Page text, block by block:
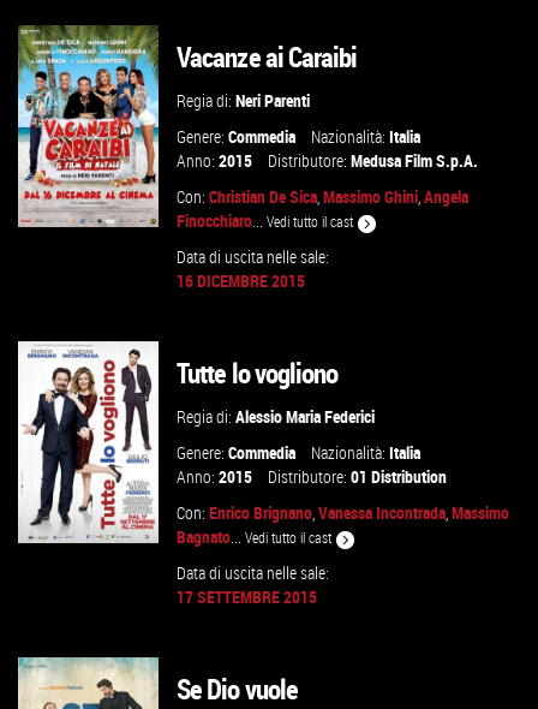
VAI ALLA SCHEDA
VAI ALLA SCHEDA
Vacanze ai Caraibi
Regia di:Neri Parenti
Genere:Commedia Nazionalità:Italia
Anno:2015 Distributore:Medusa Film S.p.A.
Con:Christian De Sica,Massimo Ghini,Angela
Finocchiaro...Vedi tutto il cast
Data di uscita nelle sale:
16 DICEMBRE 2015
VAI ALLA SCHEDA
Tutte lo vogliono
Regia di:Alessio Maria Federici
Genere:Commedia Nazionalità:Italia
Anno:2015 Distributore:01 Distribution
Con:Enrico Brignano,Vanessa Incontrada,Massimo
Bagnato...Vedi tutto il cast
Data di uscita nelle sale:
17 SETTEMBRE 2015
Se Dio vuole